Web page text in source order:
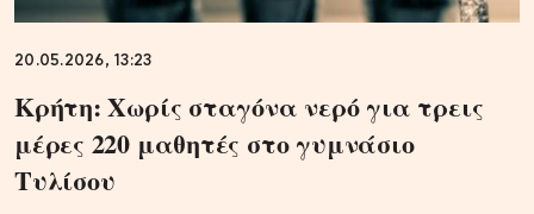
20.05.2026, 13:23
Κρήτη: Χωρίς σταγόνα νερό για τρεις
μέρες 220 μαθητές στο γυμνάσιο
Τυλίσου